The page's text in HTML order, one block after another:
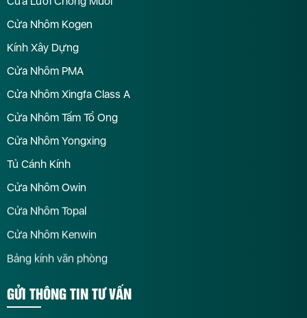
Cửa Nhôm Kogen
Kính Xây Dựng
Cửa Nhôm PMA
Cửa Nhôm Xingfa Class A
Cửa Nhôm Tấm Tổ Ong
Cửa Nhôm Yongxing
Tủ Cánh Kính
Cửa Nhôm Owin
Cửa Nhôm Topal
Cửa Nhôm Kenwin
Bảng kính văn phòng
GỬI THÔNG TIN TƯ VẤN